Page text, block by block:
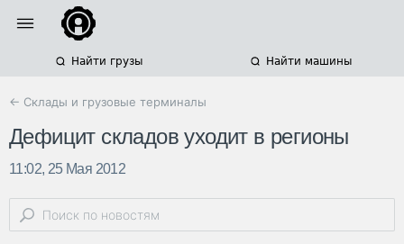
Найти грузы Найти машины
← Склады и грузовые терминалы
Дефицит складов уходит в регионы
11:02, 25 Мая 2012